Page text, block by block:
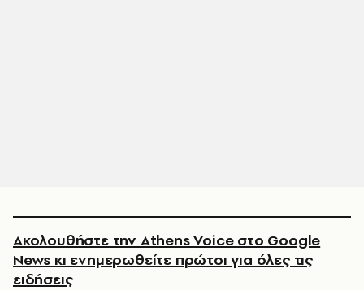
Ακολουθήστε την Athens Voice στο Google
News κι ενημερωθείτε πρώτοι για όλες τις
ειδήσεις